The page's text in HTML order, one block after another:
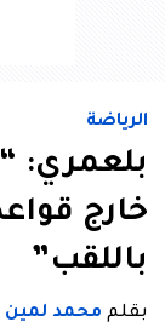
الرياضة
بلعمري:
خارج
باللقب”
بقلم محمد